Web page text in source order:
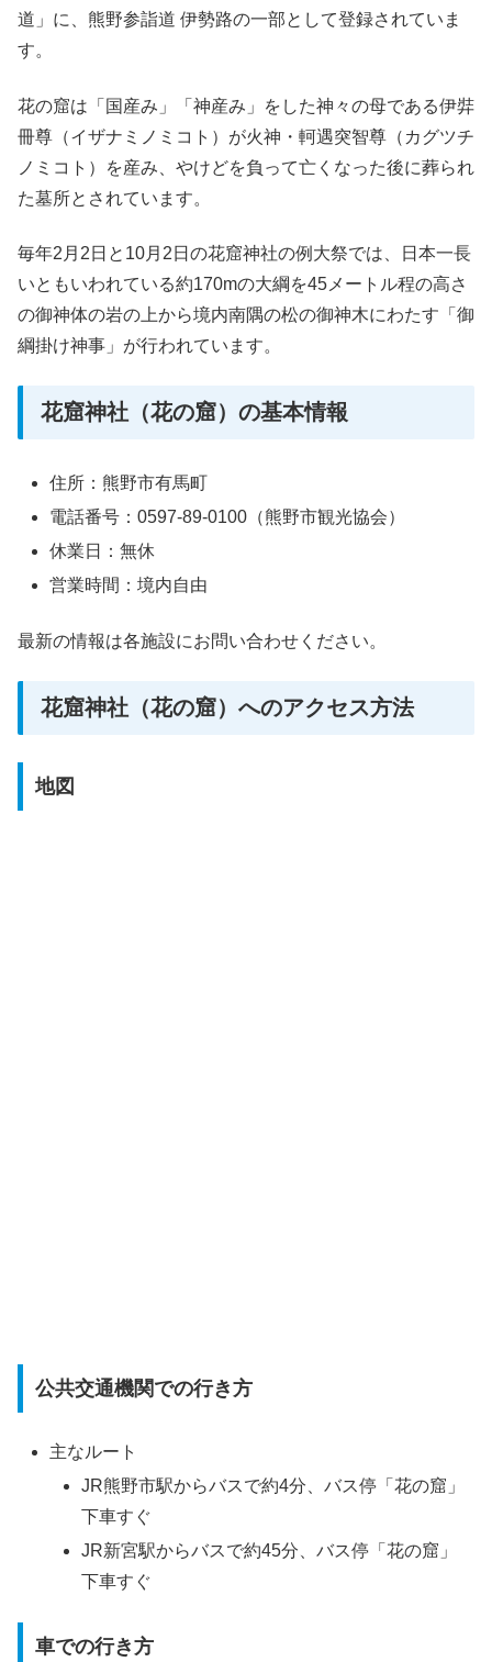
道」に、熊野参詣道 伊勢路の一部として登録されていま
す。
花の窟は「国産み」「神産み」をした神々の母である伊弉
冊尊（イザナミノミコト）が火神・軻遇突智尊（カグツチ
ノミコト）を産み、やけどを負って亡くなった後に葬られ
た墓所とされています。
毎年2月2日と10月2日の花窟神社の例大祭では、日本一長
いともいわれている約170mの大綱を45メートル程の高さ
の御神体の岩の上から境内南隅の松の御神木にわたす「御
綱掛け神事」が行われています。
花窟神社（花の窟）の基本情報
住所：熊野市有馬町
電話番号：0597-89-0100（熊野市観光協会）
休業日：無休
営業時間：境内自由
最新の情報は各施設にお問い合わせください。
花窟神社（花の窟）へのアクセス方法
地図
公共交通機関での行き方
主なルート
JR熊野市駅からバスで約4分、バス停「花の窟」
下車すぐ
JR新宮駅からバスで約45分、バス停「花の窟」
下車すぐ
車での行き方